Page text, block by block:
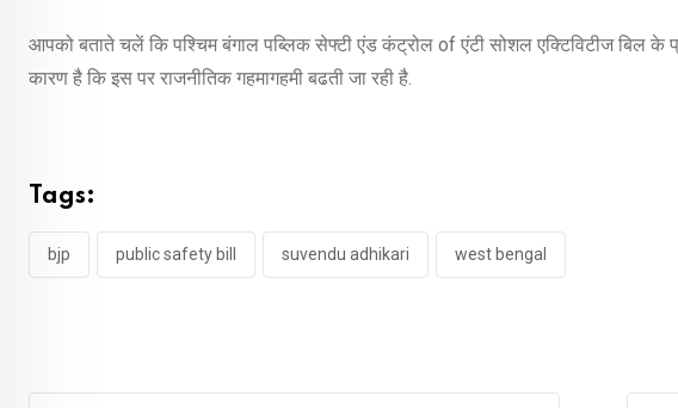
आपको बताते चलें कि पश्चिम बंगाल पब्लिक सेफ्टी एंड कंट्रोल of एंटी सोशल एक्टिविटीज बिल के
कारण है कि इस पर राजनीतिक गहमागहमी बढती जा रही है.
Tags:
bjp public safety bill suvendu adhikari west bengal